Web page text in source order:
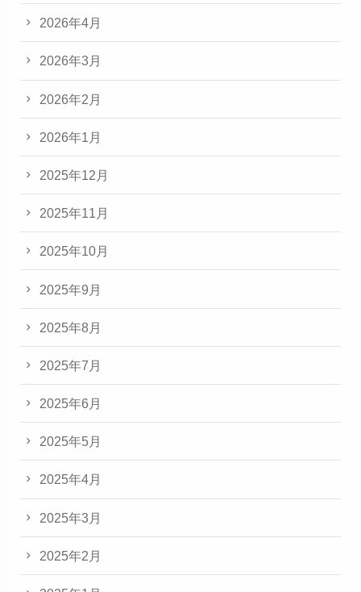
2026年4月
2026年3月
2026年2月
2026年1月
2025年12月
2025年11月
2025年10月
2025年9月
2025年8月
2025年7月
2025年6月
2025年5月
2025年4月
2025年3月
2025年2月